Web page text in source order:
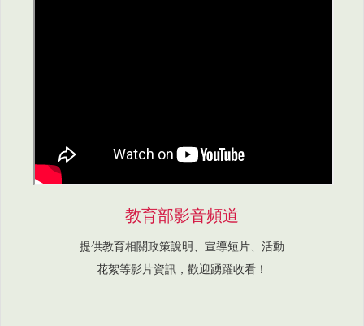
教育部影音頻道
提供教育相關政策說明、宣導短片、活動
花絮等影片資訊，歡迎踴躍收看！